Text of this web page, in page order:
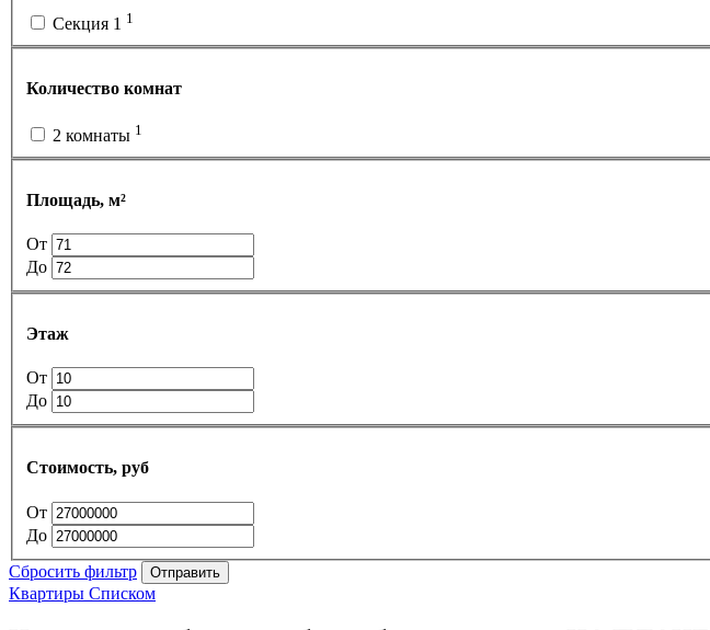
Секция 1 1
Количество комнат
2 комнаты 1
Площадь, м²
От
До
Этаж
От
До
Стоимость, руб
От
До
Сбросить фильтр
Отправить
Квартиры Списком